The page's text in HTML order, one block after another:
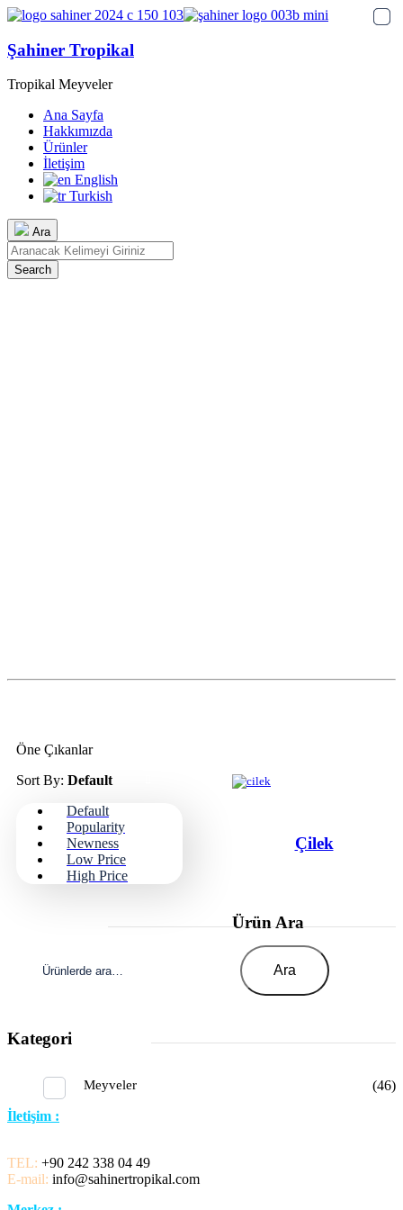
Şahiner Tropikal
Tropikal Meyveler
Ana Sayfa
Hakkımızda
Ürünler
İletişim
English
Turkish
Ara
Öne Çıkanlar
Sort By: Default
Default
Popularity
Newness
Low Price
High Price
Çilek
Ürün Ara
Ara
Kategori
Meyveler
(46)
İletişim :
TEL: +90 242 338 04 49
E-mail: info@sahinertropikal.com